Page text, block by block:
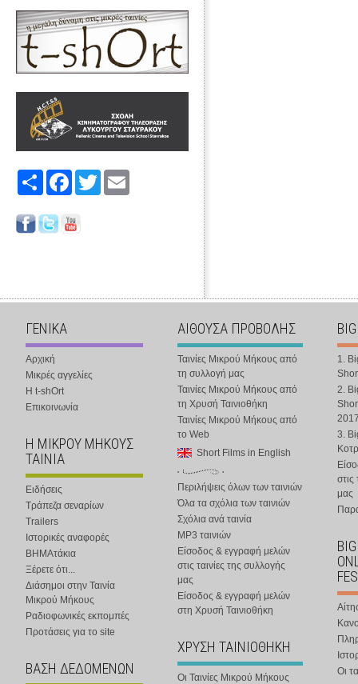
Share FacebookTwitter
ΓΕΝΙΚΑ
Αρχική
Μικρές αγγελίες
Η t-shOrt
Επικοινωνία
Η ΜΙΚΡΟΥ ΜΗΚΟΥΣ
ΤΑΙΝΙΑ
Ειδήσεις
Τράπεζα σεναρίων
Trailers
Ιστορικές αναφορές
ΒΗΜΑτάκια
Ξέρετε ότι...
Διάσημοι στην Ταινία
Μικρού Μήκους
Ραδιοφωνικές εκπομπές
Προτάσεις για το site
ΒΑΣΗ ΔΕΔΟΜΕΝΩΝ
ΑΙΘΟΥΣΑ ΠΡΟΒΟΛΗΣ
Ταινίες Μικρού Μήκους από
τη συλλογή μας
Ταινίες Μικρού Μήκους από
τη Χρυσή Ταινιοθήκη
Ταινίες Μικρού Μήκους από
το Web
Short Films in English
Περιλήψεις όλων των ταινιών
Όλα τα σχόλια των ταινιών
Σχόλια ανά ταινία
MP3 ταινιών
Είσοδος & εγγραφή μελών
στις ταινίες της συλλογής
μας
Είσοδος & εγγραφή μελών
στη Χρυσή Ταινιοθήκη
ΧΡΥΣΗ ΤΑΙΝΙΟΘΗΚΗ
Οι Ταινίες Μικρού Μήκους
1.
2.
3.
στις
μας
Οι